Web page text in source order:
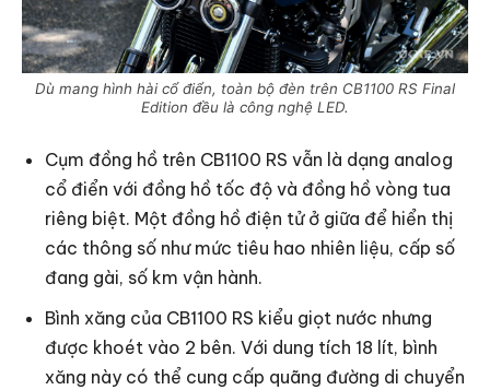
Dù mang hình hài cổ điển, toàn bộ đèn trên CB1100 RS Final
Edition đều là công nghệ LED.
Cụm đồng hồ trên CB1100 RS vẫn là dạng analog
cổ điển với đồng hồ tốc độ và đồng hồ vòng tua
riêng biệt. Một đồng hồ điện tử ở giữa để hiển thị
các thông số như mức tiêu hao nhiên liệu, cấp số
đang gài, số km vận hành.
Bình xăng của CB1100 RS kiểu giọt nước nhưng
được khoét vào 2 bên. Với dung tích 18 lít, bình
xăng này có thể cung cấp quãng đường di chuyển